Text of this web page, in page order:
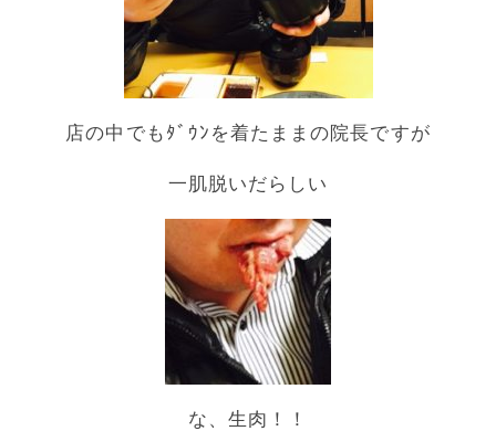
店の中でもﾀﾞｳﾝを着たままの院長ですが
一肌脱いだらしい
な、生肉！！